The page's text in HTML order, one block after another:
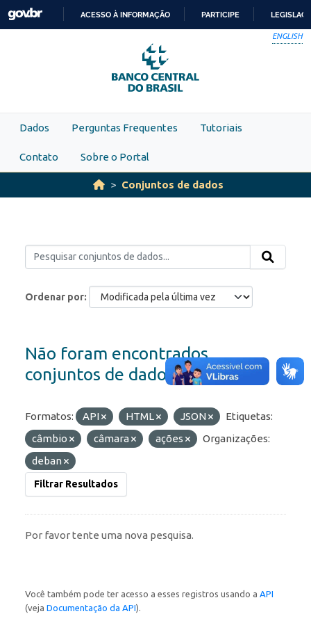
Skip to main content
PARA
O
CONTEÚDO
ACESSO À INFORMAÇÃO PARTICIPE
ENGLISH
Dados Perguntas Frequentes Tutoriais
Contato Sobre o Portal
Conjuntos de dados
Ordenar por
Não foram encontrados
conjuntos de dados
Formatos: API HTML JSON
Etiquetas:
câmbio
câmara ações
Organizações:
deban
Filtrar Resultados
Por favor tente uma nova pesquisa.
Você também pode ter acesso a esses registros usando a API
(veja Documentação da API).